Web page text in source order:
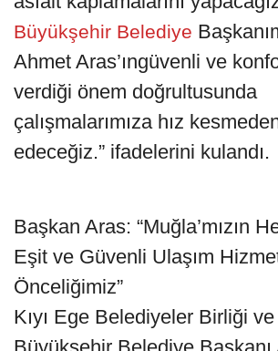
Büyükşehir Belediye
Ahmet Aras’ıngüvenli ve
verdiği önem doğrultusunda
çalışmalarımıza hız
edeceğiz.” ifadelerini kulandı.
Başkan Aras: “Muğla’mızın
Eşit ve Güvenli Ulaşım
Önceliğimiz”
Kıyı Ege Belediyeler Birliği